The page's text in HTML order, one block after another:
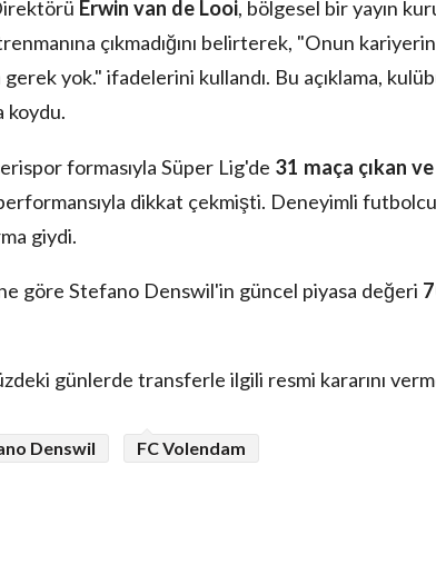
Erwin van de Looi, bölgesel bir yayın
çıkmadığını belirterek, "Onun
gerek yok." ifadelerini kullandı. Bu açıklama,
koydu.
formasıyla Süper Lig'de 31 maça çıkan
dikkat çekmişti. Deneyimli futbolcu
giydi.
göre Stefano Denswil'in güncel piyasa değeri
günlerde transferle ilgili resmi kararını
Denswil FC Volendam